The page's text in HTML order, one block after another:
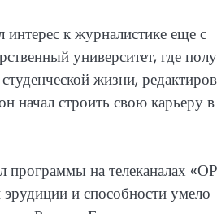
к журналистике еще с
университет, где
жизни,
начал строить свою карьеру в
программы на телеканалах
и способности умело